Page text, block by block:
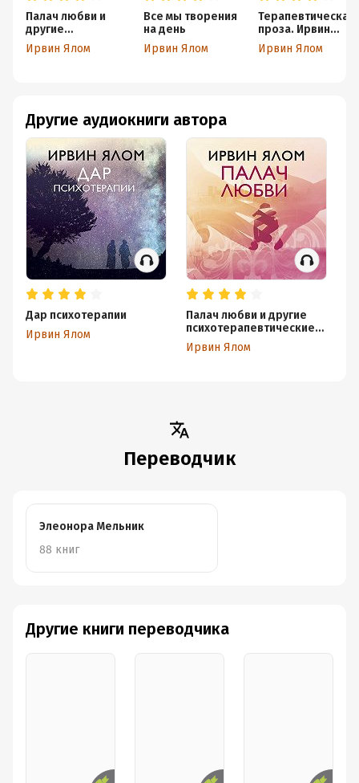
Палач любви и
другие
психотерапевтич
еские истории
Ирвин Ялом
Все мы творения
на день
Ирвин Ялом
Терапевтическая
проза. Ирвин
Ялом. Сборник из
5 книг
Ирвин Ялом
Другие аудиокниги автора
Дар психотерапии
Ирвин Ялом
Палач любви и другие
психотерапевтические
истории
Ирвин Ялом
Переводчик
Элеонора Мельник
88 книг
Другие книги переводчика